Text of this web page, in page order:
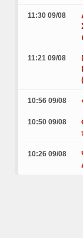
11:30 09/08
11:21 09/08
10:56 09/08
10:50 09/08
10:26 09/08